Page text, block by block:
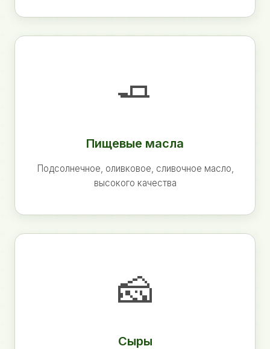
🧈
Пищевые масла
Подсолнечное, оливковое, сливочное масло,
высокого качества
🧀
Сыры